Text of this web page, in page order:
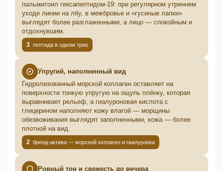
пальмитоил гексапептидом-19: при регулярном утреннем
уходе линии на лбу, в межбровье и «гусиные лапки»
выглядят более разглаженными, а лицо — спокойным и
отдохнувшим.
3 пептида в одном трио
Упругий, наполненный вид
Гидролизованный морской коллаген оставляет на
поверхности тонкую упругую на ощупь плёнку, которая
выравнивает рельеф, а гиалуроновая кислота с
глицерином наполняют кожу влагой — морщины
обезвоживания выглядят заполненными, кожа — более
плотной на вид.
2 бренд-актива — морской коллаген и гиалуронка
Ровный тон и свежесть до вечера